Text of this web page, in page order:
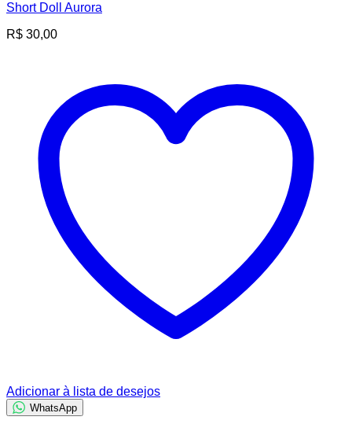
Short Doll Aurora
R$ 30,00
Adicionar à lista de desejos
WhatsApp